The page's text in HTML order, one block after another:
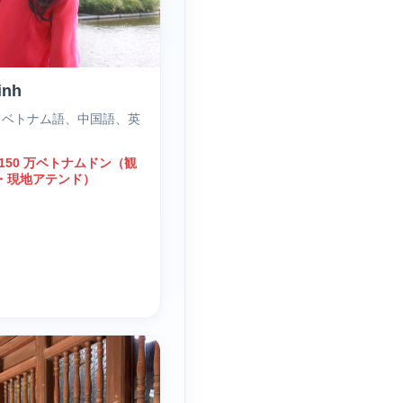
トナム語、中国語、英
万ベトナムドン（観
現地アテンド）